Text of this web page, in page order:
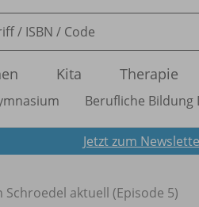
Kita Therapie
Berufliche Bildung
Jetzt zum
aktuell (Episode 5)